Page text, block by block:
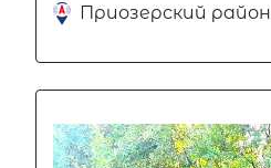
Приозерский район